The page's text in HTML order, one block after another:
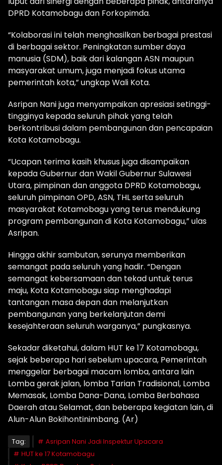
DPRD Kotamobagu dan Forkopimda.
“Kolaborasi ini telah menghasilkan berbagai prestasi
di berbagai sektor. Peningkatan sumber daya
manusia (SDM), baik dari kalangan ASN maupun
masyarakat umum, juga menjadi fokus utama
pemerintah kota,” ungkap Wali Kota.
Asripan Nani juga menyampaikan apresiasi setinggi-
tingginya kepada seluruh pihak yang telah
berkontribusi dalam pembangunan dan pencapaian
Kota Kotamobagu.
“Ucapan terima kasih khusus juga disampaikan
kepada Gubernur dan Wakil Gubernur Sulawesi
Utara, pimpinan dan anggota DPRD Kotamobagu,
seluruh pimpinan OPD, ASN, THL serta seluruh
masyarakat Kotamobagu yang terus mendukung
program pembangunan di Kota Kotamobagu,” ulas
Asripan.
Hingga akhir sambutan, serunya memberikan
semangat pada seluruh yang hadir. “Dengan
semangat kebersamaan dan tekad untuk terus
maju, Kota Kotamobagu siap menghadapi
tantangan masa depan dan melanjutkan
pembangunan yang berkelanjutan demi
kesejahteraan seluruh warganya,” pungkasnya.
Sekadar diketahui, dalam HUT ke 17 Kotamobagu,
sejak beberapa hari sebelum upacara, Pemerintah
menggelar berbagai macam lomba, antara lain
Lomba gerak jalan, lomba Tarian Tradisional, Lomba
Memasak, Lomba Dana-Dana, Lomba Berbahasa
Daerah atau Selamat, dan beberapa kegiatan lain, di
Alun-Alun Bokihontinimbang. (Ar)
Tag:
Asripan Nani Jadi Inspektur Upacara
HUT ke 17 Kotamobagu